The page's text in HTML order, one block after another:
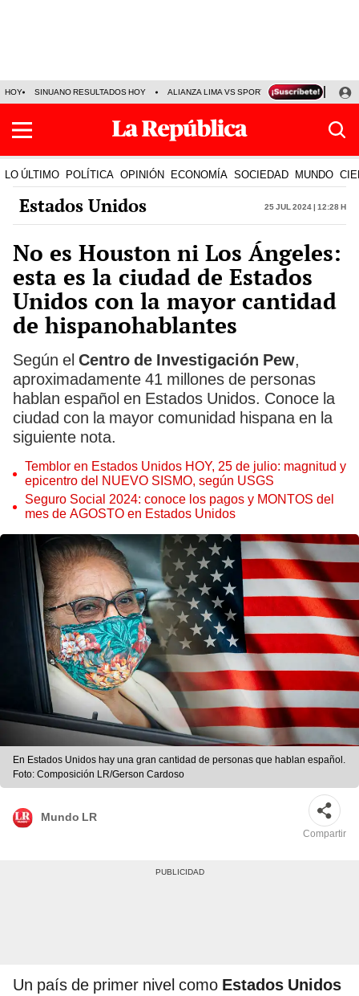
HOY SINUANO RESULTADOS HOY ALIANZA LIMA VS SPORT BOYS JORGE
LO ÚLTIMO POLÍTICA OPINIÓN ECONOMÍA SOCIEDAD MUNDO
Estados Unidos 25 Jul 2024 | 12:28 h
No es Houston ni Los Ángeles:
esta es la ciudad de Estados
Unidos con la mayor cantidad
de hispanohablantes
Según el Centro de Investigación Pew,
aproximadamente 41 millones de personas
hablan español en Estados Unidos. Conoce la
ciudad con la mayor comunidad hispana en la
siguiente nota.
Temblor en Estados Unidos HOY, 25 de julio: magnitud y
epicentro del NUEVO SISMO, según USGS
Seguro Social 2024: conoce los pagos y MONTOS del
mes de AGOSTO en Estados Unidos
En Estados Unidos hay una gran cantidad de personas que hablan español.
Foto: Composición LR/Gerson Cardoso
Mundo LR
Compartir
Un país de primer nivel como Estados Unidos